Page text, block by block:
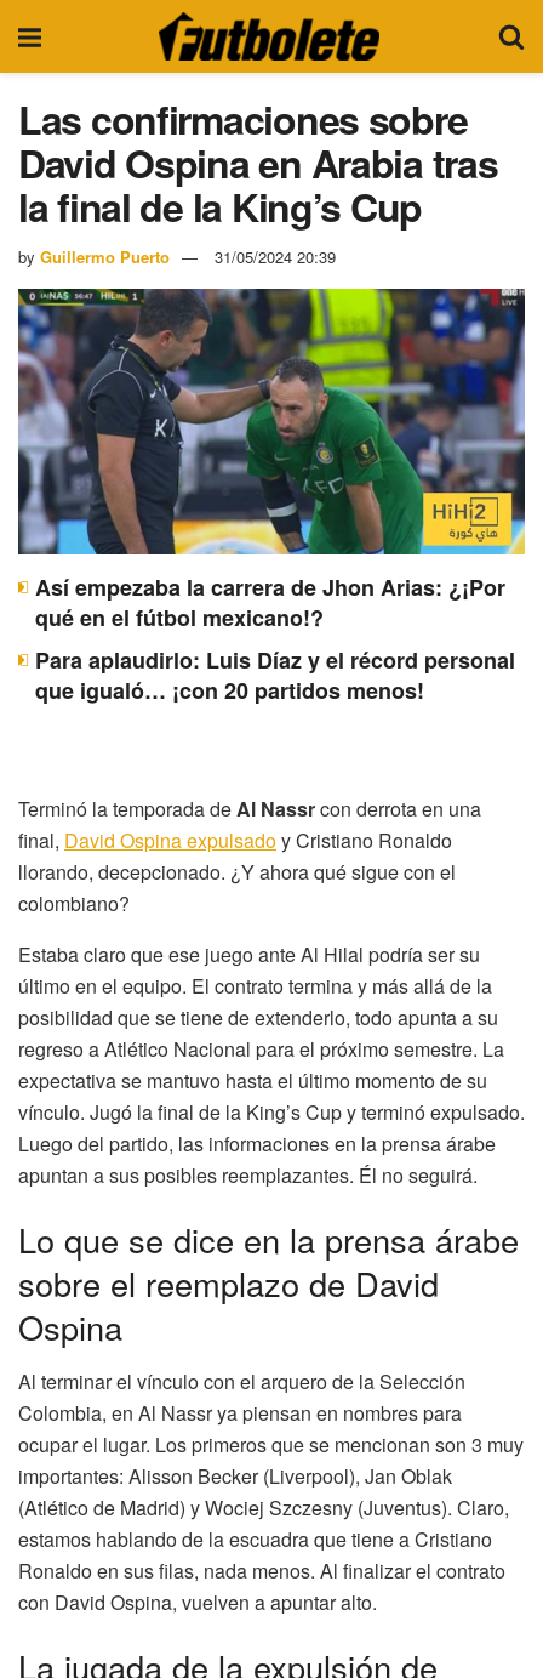
Las confirmaciones sobre
David Ospina en Arabia tras
la final de la King’s Cup
by Guillermo Puerto 31/05/2024 20:39
Así empezaba la carrera de Jhon Arias: ¿¡Por
qué en el fútbol mexicano!?
Para aplaudirlo: Luis Díaz y el récord personal
que igualó… ¡con 20 partidos menos!
Terminó la temporada de Al Nassrcon derrota en una
final, David Ospina expulsadoy Cristiano Ronaldo
llorando, decepcionado. ¿Y ahora qué sigue con el
colombiano?
Estaba claro que ese juego ante Al Hilal podría ser su
último en el equipo. El contrato termina y más allá de la
posibilidad que se tiene de extenderlo, todo apunta a su
regreso a Atlético Nacional para el próximo semestre. La
expectativa se mantuvo hasta el último momento de su
vínculo. Jugó la final de la King’s Cup y terminó expulsado.
Luego del partido, las informaciones en la prensa árabe
apuntan a sus posibles reemplazantes. Él no seguirá.
Lo que se dice en la prensa árabe
sobre el reemplazo de David
Ospina
Al terminar el vínculo con el arquero de la Selección
Colombia, en Al Nassr ya piensan en nombres para
ocupar el lugar. Los primeros que se mencionan son 3 muy
importantes: Alisson Becker (Liverpool), Jan Oblak
(Atlético de Madrid) y Wociej Szczesny (Juventus). Claro,
estamos hablando de la escuadra que tiene a Cristiano
Ronaldo en sus filas, nada menos. Al finalizar el contrato
con David Ospina, vuelven a apuntar alto.
La jugada de la expulsión de